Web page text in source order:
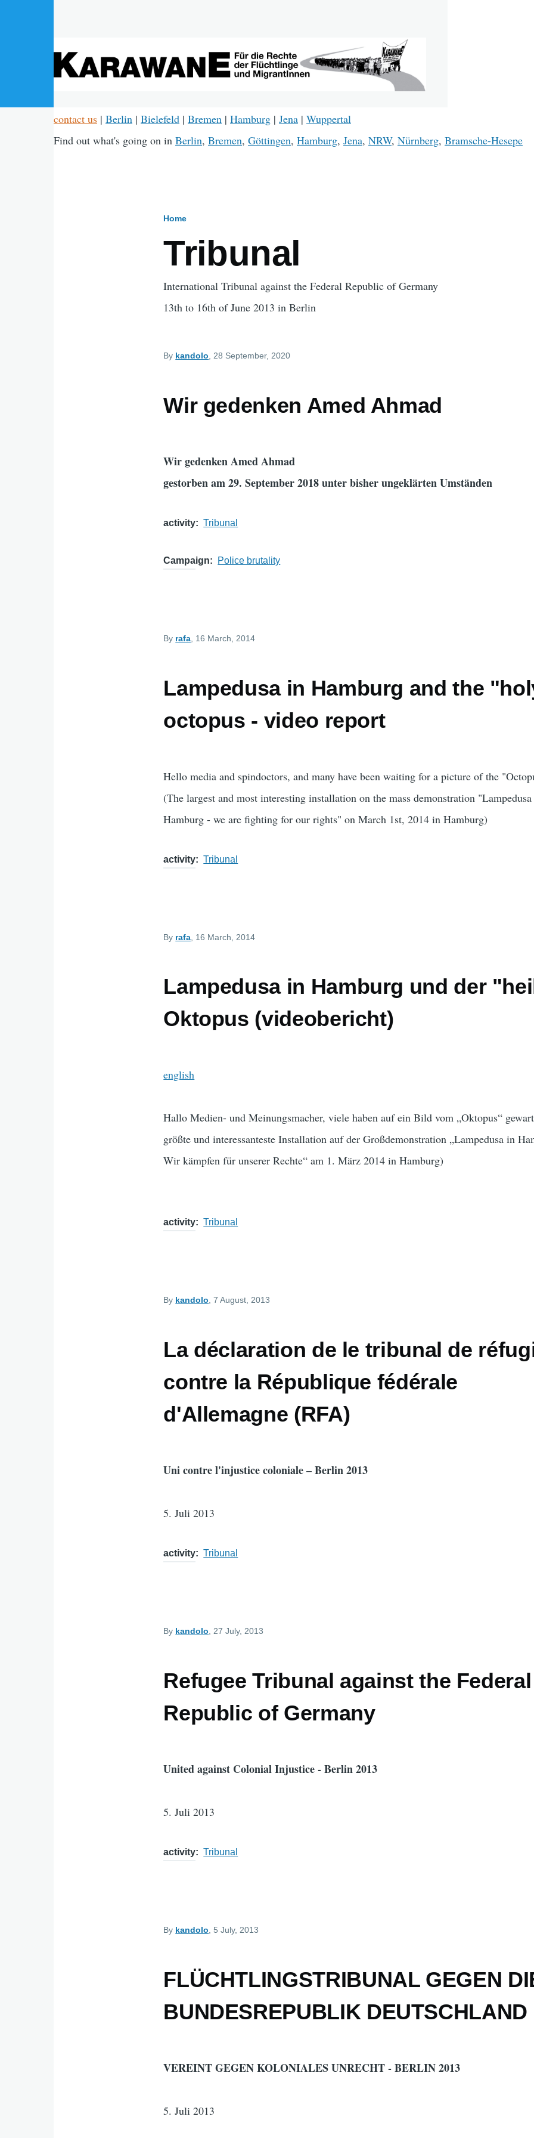
contact us | Berlin | Bielefeld | Bremen | Hamburg | Jena | Wuppertal
Find out what's going on in Berlin, Bremen, Göttingen, Hamburg, Jena, NRW, Nürnberg, Bramsche-Hesepe
Home
Tribunal
International Tribunal against the Federal Republic of Germany
13th to 16th of June 2013 in Berlin
By kandolo , 28 September, 2020
Wir gedenken Amed Ahmad
Wir gedenken Amed Ahmad
gestorben am 29. September 2018 unter bisher ungeklärten Umständen
activity Tribunal
Campaign Police brutality
By rafa , 16 March, 2014
Lampedusa in Hamburg and the
octopus - video report
Hello media and spindoctors, and many have been waiting for a picture of the
(The largest and most interesting installation on the mass demonstration
Hamburg - we are fighting for our rights" on March 1st, 2014 in Hamburg)
activity Tribunal
By rafa , 16 March, 2014
Lampedusa in Hamburg und der
Oktopus (videobericht)
english
Hallo Medien- und Meinungsmacher, viele haben auf ein Bild vom „Oktopus“
größte und interessanteste Installation auf der Großdemonstration „Lampedusa in
Wir kämpfen für unserer Rechte“ am 1. März 2014 in Hamburg)
activity Tribunal
By kandolo, 7 August, 2013
La déclaration de le tribunal de
contre la République fédérale
d'Allemagne (RFA)
Uni contre l'injustice coloniale – Berlin 2013
5. Juli 2013
activity Tribunal
By kandolo , 27 July, 2013
Refugee Tribunal against the Federal
Republic of Germany
United against Colonial Injustice - Berlin 2013
5. Juli 2013
activity Tribunal
By kandolo , 5 July, 2013
FLÜCHTLINGSTRIBUNAL GEGEN
BUNDESREPUBLIK DEUTSCHLAND
VEREINT GEGEN KOLONIALES UNRECHT - BERLIN 2013
5. Juli 2013